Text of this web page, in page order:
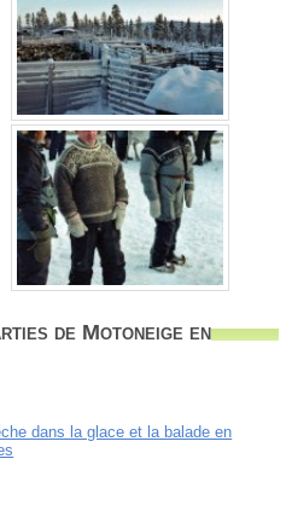
de Motoneige en
dans la glace et la balade en